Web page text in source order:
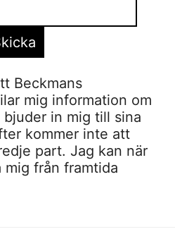
Beckmans
mig information om
in mig till sina
kommer inte att
part. Jag kan när
mig från framtida